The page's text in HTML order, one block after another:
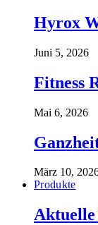
Hyrox
Juni 5, 2026
Fitness
Mai 6, 2026
März 10,
Produkte
Aktuelle